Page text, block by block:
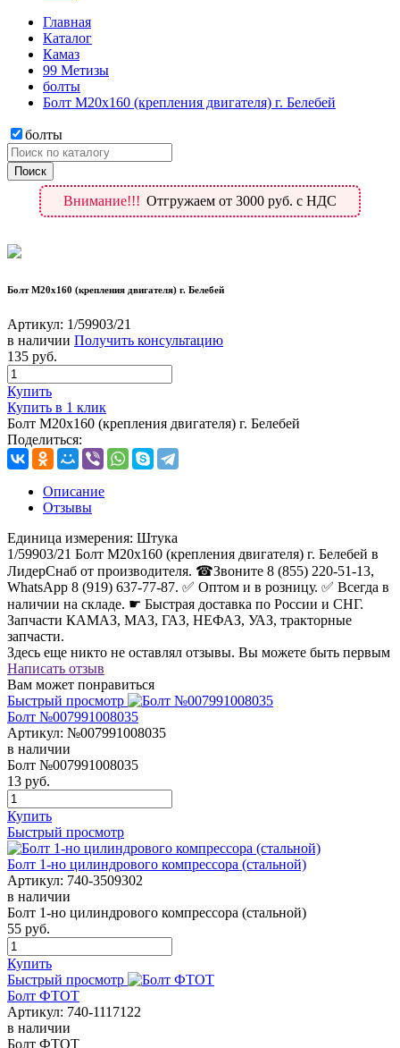
Главная
Каталог
Камаз
99 Метизы
болты
Болт М20х160 (крепления двигателя) г. Белебей
болты
Внимание!!! Отгружаем от 3000 руб. с НДС
Болт М20х160 (крепления двигателя) г. Белебей
Артикул: 1/59903/21
в наличии Получить консультацию
135 руб.
Купить
Купить в 1 клик
Болт М20х160 (крепления двигателя) г. Белебей
Поделиться:
Описание
Отзывы
Единица измерения: Штука
1/59903/21 Болт М20х160 (крепления двигателя) г. Белебей в
ЛидерСнаб от производителя. ☎Звоните 8 (855) 220-51-13,
WhatsApp 8 (919) 637-77-87. ✅ Оптом и в розницу. ✅ Всегда в
наличии на складе. ☛ Быстрая доставка по России и СНГ.
Запчасти КАМАЗ, МАЗ, ГАЗ, НЕФАЗ, УАЗ, тракторные
запчасти.
Здесь еще никто не оставлял отзывы. Вы можете быть первым
Написать отзыв
Вам может понравиться
Быстрый просмотр
Болт №007991008035
Артикул: №007991008035
в наличии
Болт №007991008035
13 руб.
Купить
Быстрый просмотр
Болт 1-но цилиндрового компрессора (стальной)
Артикул: 740-3509302
в наличии
Болт 1-но цилиндрового компрессора (стальной)
55 руб.
Купить
Быстрый просмотр
Болт ФТОТ
Артикул: 740-1117122
в наличии
Болт ФТОТ